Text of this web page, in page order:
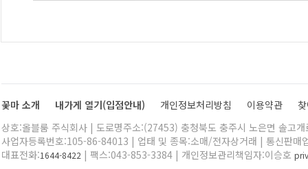
꽃마 소개 내가게 열기(입점안내) 개인정보처리방침 이용약관
상호:올블룸 주식회사 | 도로명주소:(27453) 충청북도 충주시 노은면 솔고
사업자등록번호:105-86-84013 | 업태 및 종목:소매/전자상거래 | 통신판매
대표전화:1644-8422 | 팩스:043-853-3384 | 개인정보관리책임자:이승호